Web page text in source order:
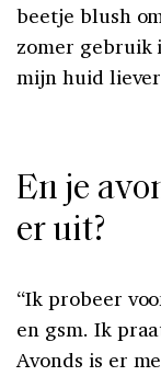
beetje blush
zomer gebruik
mijn huid
En je
er uit?
“Ik probeer
en gsm. Ik
Avonds is er